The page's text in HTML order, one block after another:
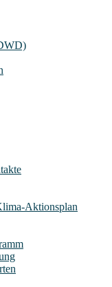
Aktionsplan